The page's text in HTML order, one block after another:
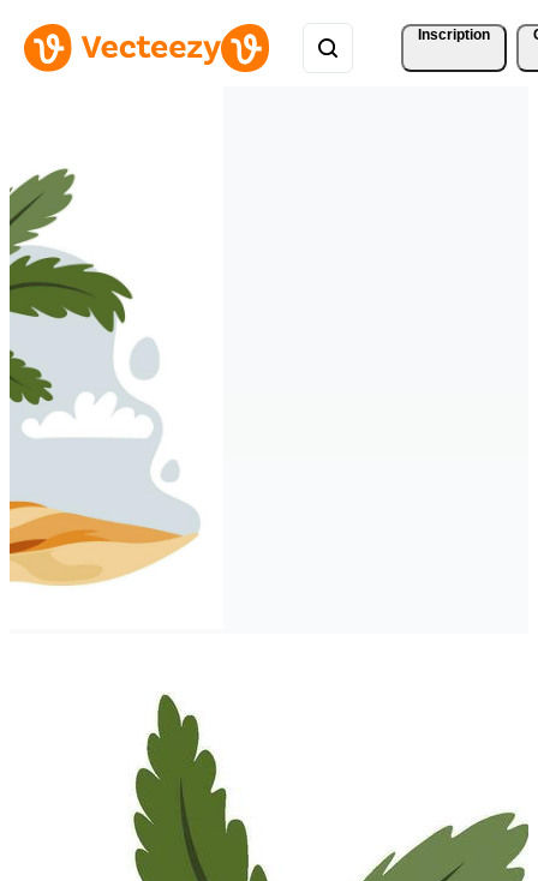
Inscription